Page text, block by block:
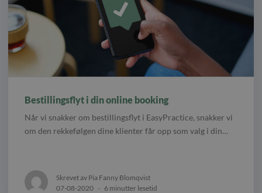
Bestillingsflyt i din online booking
Når vi snakker om bestillingsflyt i EasyPractice, snakker vi
om den rekkefølgen dine klienter får opp som valg i din…
Skrevet av Pia Fanny Blomqvist
07-08-2020 - 6 minutter lesetid